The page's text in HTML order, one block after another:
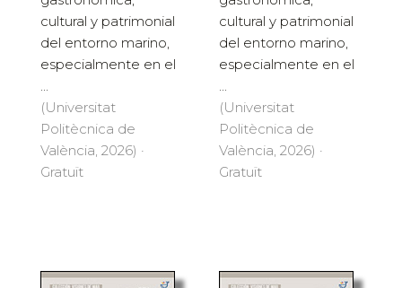
cultural y patrimonial
del entorno marino,
especialmente en el
...
(Universitat
Politècnica de
València, 2026) ·
Gratuït
cultural y patrimonial
del entorno marino,
especialmente en el
...
(Universitat
Politècnica de
València, 2026) ·
Gratuït